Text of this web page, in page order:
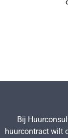
Bij
huurcontract wilt